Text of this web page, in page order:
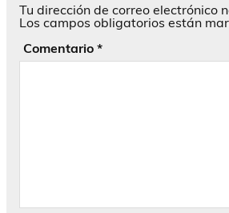
Tu dirección de correo electrónico
Los campos obligatorios están
Comentario *